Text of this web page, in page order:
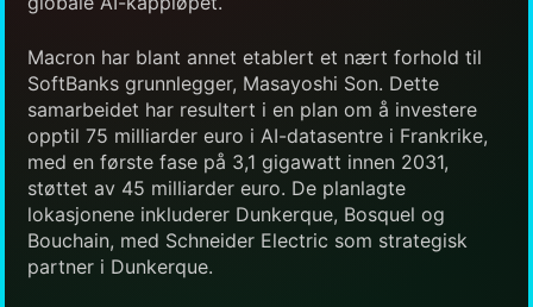
Macron har blant annet etablert et nært forhold til
SoftBanks grunnlegger, Masayoshi Son. Dette
samarbeidet har resultert i en plan om å investere
opptil 75 milliarder euro i AI-datasentre i Frankrike,
med en første fase på 3,1 gigawatt innen 2031,
støttet av 45 milliarder euro. De planlagte
lokasjonene inkluderer Dunkerque, Bosquel og
Bouchain, med Schneider Electric som strategisk
partner i Dunkerque.